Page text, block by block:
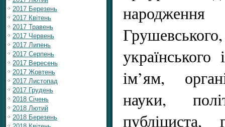
2017 Березень
2017 Квітень
2017 Травень
2017 Червень
2017 Липень
2017 Серпень
2017 Вересень
2017 Жовтень
2017 Листопад
2017 Грудень
2018 Січень
2018 Лютий
2018 Березень
українського
ім’ям,
науки,
публіциста,